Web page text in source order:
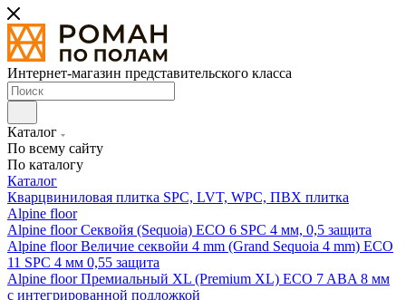
Интернет-магазин представительского класса
Каталог
По всему сайту
По каталогу
Каталог
Кварцвиниловая плитка SPC, LVT, WPC, ПВХ плитка
Alpine floor
Alpine floor Секвойя (Sequoia) ECO 6 SPC 4 мм, 0,5 защита
Alpine floor Величие секвойи 4 mm (Grand Sequoia 4 mm) ECO
11 SPC 4 мм 0,55 защита
Alpine floor Премиальный XL (Premium XL) ECO 7 ABA 8 мм
с интегрированной подложкой